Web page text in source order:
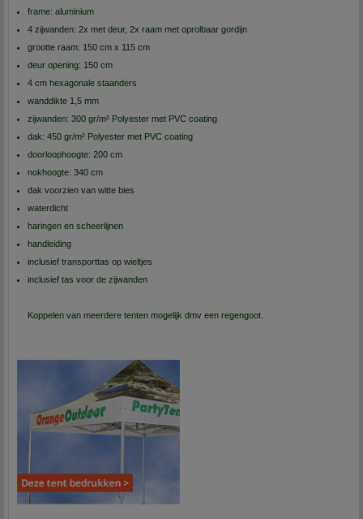
frame: aluminium
4 zijwanden: 2x met deur, 2x raam met oprolbaar gordijn
grootte raam: 150 cm x 115 cm
deur opening: 150 cm
4 cm hexagonale staanders
wanddikte 1,5 mm
zijwanden: 300 gr/m² Polyester met PVC coating
dak: 450 gr/m² Polyester met PVC coating
doorloophoogte: 200 cm
nokhoogte: 340 cm
dak voorzien van witte bies
waterdicht
haringen en scheerlijnen
handleiding
inclusief transporttas op wieltjes
inclusief tas voor de zijwanden
Koppelen van meerdere tenten mogelijk dmv een regengoot.